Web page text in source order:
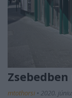
mtothorsi • 2020.